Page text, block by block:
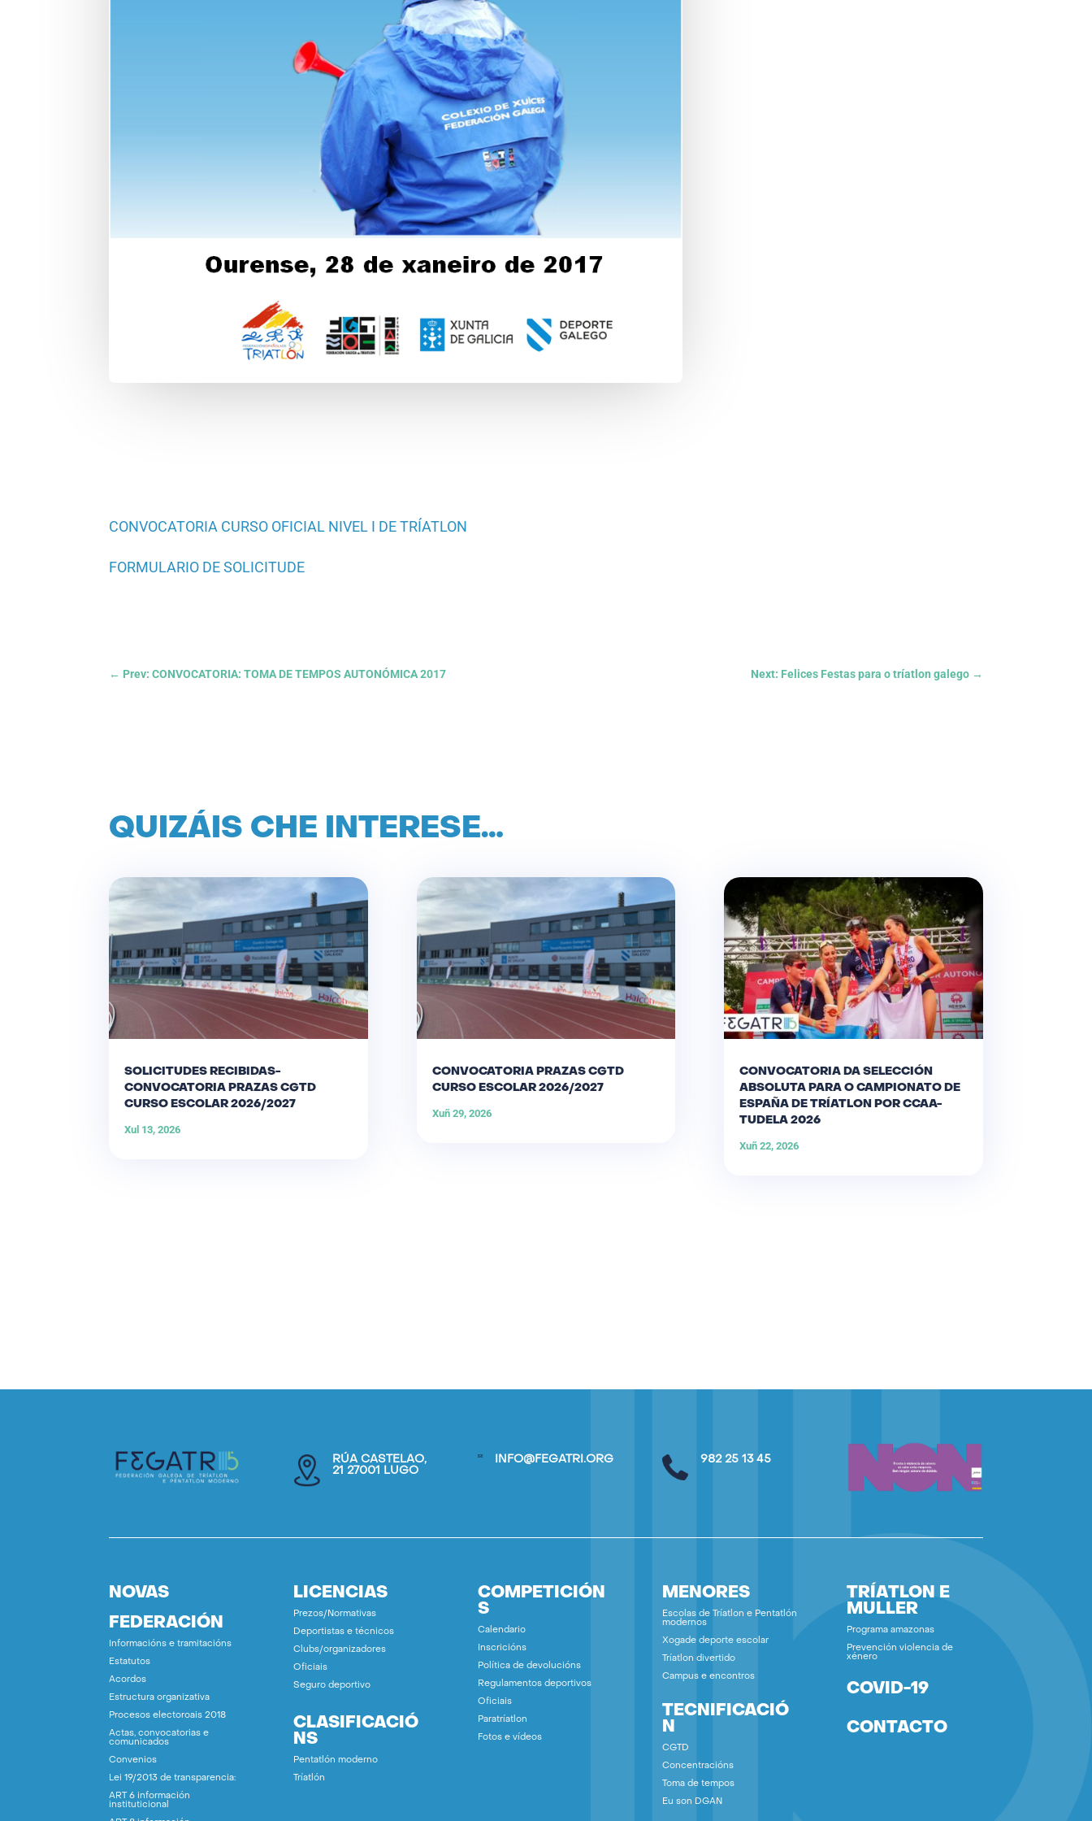
CONVOCATORIA CURSO OFICIAL NIVEL I DE TRÍATLON
FORMULARIO DE SOLICITUDE
← Prev: CONVOCATORIA: TOMA DE TEMPOS AUTONÓMICA 2017 Next: Felices Festas para o tríatlon galego→
QUIZÁIS CHE INTERESE…
SOLICITUDES RECIBIDAS-
CONVOCATORIA PRAZAS CGTD
CURSO ESCOLAR 2026/2027
Xul 13, 2026
CONVOCATORIA PRAZAS CGTD
CURSO ESCOLAR 2026/2027
Xuñ 29, 2026
CONVOCATORIA DA SELECCIÓN
ABSOLUTA PARA O CAMPIONATO DE
ESPAÑA DE TRÍATLON POR CCAA-
TUDELA 2026
Xuñ 22, 2026
RÚA CASTELAO,
21 27001 LUGO
INFO@FEGATRI.ORG 982 25 13 45
NOVAS
FEDERACIÓN
Informacións e tramitacións
Estatutos
Acordos
Estructura organizativa
Procesos electoroais 2018
Actas, convocatorias e
comunicados
Convenios
Lei 19/2013 de transparencia:
ART 6 información
instituticional
LICENCIAS
Prezos/Normativas
Deportistas e técnicos
Clubs/organizadores
Oficiais
Seguro deportivo
CLASIFICACIÓ
NS
Pentatlón moderno
Tríatlón
COMPETICIÓN
S
Calendario
Inscricións
Política de devolucións
Regulamentos deportivos
Oficiais
Paratríatlon
Fotos e vídeos
MENORES
Escolas de Tríatlon e Pentatlón
modernos
Xogade deporte escolar
Tríatlon divertido
Campus e encontros
TECNIFICACIÓ
N
CGTD
Concentracións
Toma de tempos
Eu son DGAN
TRÍATLON E
MULLER
Programa amazonas
Prevención violencia de
xénero
COVID-19
CONTACTO